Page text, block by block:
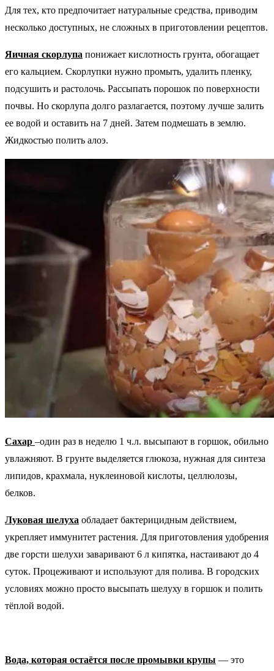
Для тех, кто предпочитает натуральные средства, приводим
несколько доступных, не сложных в приготовлении рецептов.
Яичная скорлупа понижает кислотность грунта, обогащает
его кальцием. Скорлупки нужно промыть, удалить пленку,
подсушить и растолочь. Рассыпать порошок по поверхности
почвы. Но скорлупа долго разлагается, поэтому лучше залить
ее водой и оставить на 7 дней. Затем подмешать в землю.
Жидкостью полить алоэ.
Сахар –один раз в неделю 1 ч.л. высыпают в горшок, обильно
увлажняют. В грунте выделяется глюкоза, нужная для синтеза
липидов, крахмала, нуклеиновой кислоты, целлюлозы,
белков.
Луковая шелуха обладает бактерицидным действием,
укрепляет иммунитет растения. Для приготовления удобрения
две горсти шелухи заваривают 6 л кипятка, настаивают до 4
суток. Процеживают и используют для полива. В городских
условиях можно просто высыпать шелуху в горшок и полить
тёплой водой.
Вода, которая остаётся после промывки крупы — это